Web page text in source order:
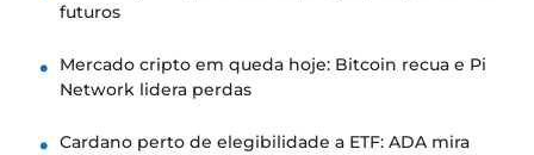
futuros
Mercado cripto em queda hoje: Bitcoin recua e Pi
Network lidera perdas
Cardano perto de elegibilidade a ETF: ADA mira